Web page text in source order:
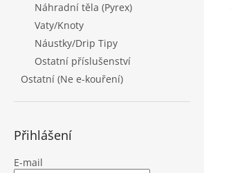
Náhradní těla (Pyrex)
Vaty/Knoty
Náustky/Drip Tipy
Ostatní příslušenství
Ostatní (Ne e-kouření)
Přihlášení
E-mail